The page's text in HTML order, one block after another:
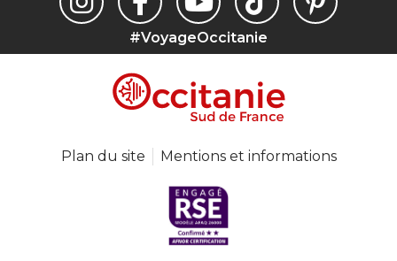
#VoyageOccitanie
Plan du site Mentions et informations